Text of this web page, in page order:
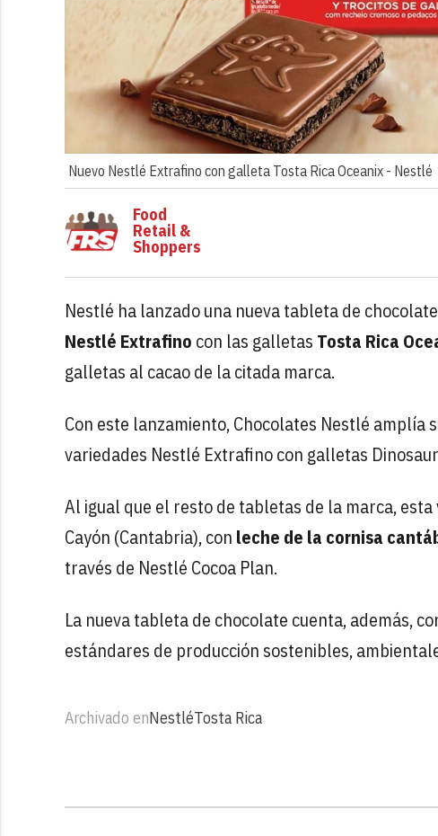
Nuevo Nestlé Extrafino con galleta Tosta Rica Oceanix - Nestlé
Food
Retail &
Shoppers
Nestlé ha lanzado una nueva tableta de
Nestlé Extrafino con las galletas Tosta Rica
galletas al cacao de la citada marca.
Con este lanzamiento, Chocolates Nestlé amplía
variedades Nestlé Extrafino con galletas
Al igual que el resto de tabletas de la marca,
Cayón (Cantabria), con leche de la cornisa
través de Nestlé Cocoa Plan.
La nueva tableta de chocolate cuenta, además,
estándares de producción sostenibles,
Archivado enNestléTosta Rica